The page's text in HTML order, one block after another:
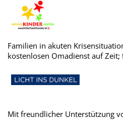
Familien in akuten
kostenlosen Omadienst auf
Mit freundlicher Unterstützung